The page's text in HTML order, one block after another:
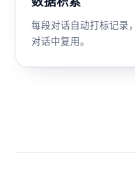
每段对话自动打标记录
对话中复用。